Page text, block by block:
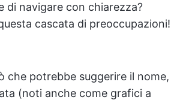
di navigare con chiarezza?
cascata di preoccupazioni!
che potrebbe suggerire il nome,
(noti anche come grafici a